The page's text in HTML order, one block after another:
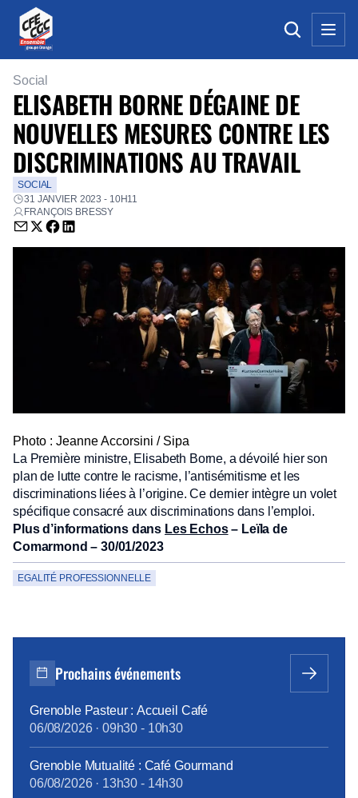
Social
ELISABETH BORNE DÉGAINE DE
NOUVELLES MESURES CONTRE LES
DISCRIMINATIONS AU TRAVAIL
SOCIAL
31 JANVIER 2023 - 10H11
FRANÇOIS BRESSY
Envoyer par email (nouvelle fenêtre)
Partager sur Twitter (nouvelle fenêtre)
Partager sur Facebook (nouvelle fenêtre)
Partager sur LinkedIn (nouvelle fenêtre)
Photo : Jeanne Accorsini / Sipa
La Première ministre, Elisabeth Borne, a dévoilé hier son
plan de lutte contre le racisme, l’antisémitisme et les
discriminations liées à l’origine. Ce dernier intègre un volet
spécifique consacré aux discriminations dans l’emploi.
Plus d’informations dans Les Echos– Leïla de
Comarmond – 30/01/2023
EGALITÉ PROFESSIONNELLE
Prochains événements
Grenoble Pasteur : Accueil Café
06/08/2026· 09h30 - 10h30
Grenoble Mutualité : Café Gourmand
06/08/2026· 13h30 - 14h30